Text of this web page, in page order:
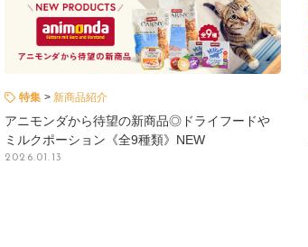
特集 新商品紹介
アニモンダから待望の新商品◎ドライフードや
ミルクポーション《全9種類》NEW
2026.01.13